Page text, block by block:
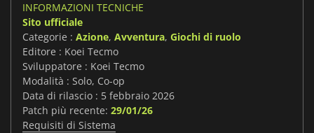
INFORMAZIONI TECNICHE
Sito ufficiale
Categorie : Azione, Avventura, Giochi di ruolo
Editore : Koei Tecmo
Sviluppatore : Koei Tecmo
Modalità : Solo, Co-op
Data di rilascio : 5 febbraio 2026
Patch più recente: 29/01/26
Requisiti di Sistema